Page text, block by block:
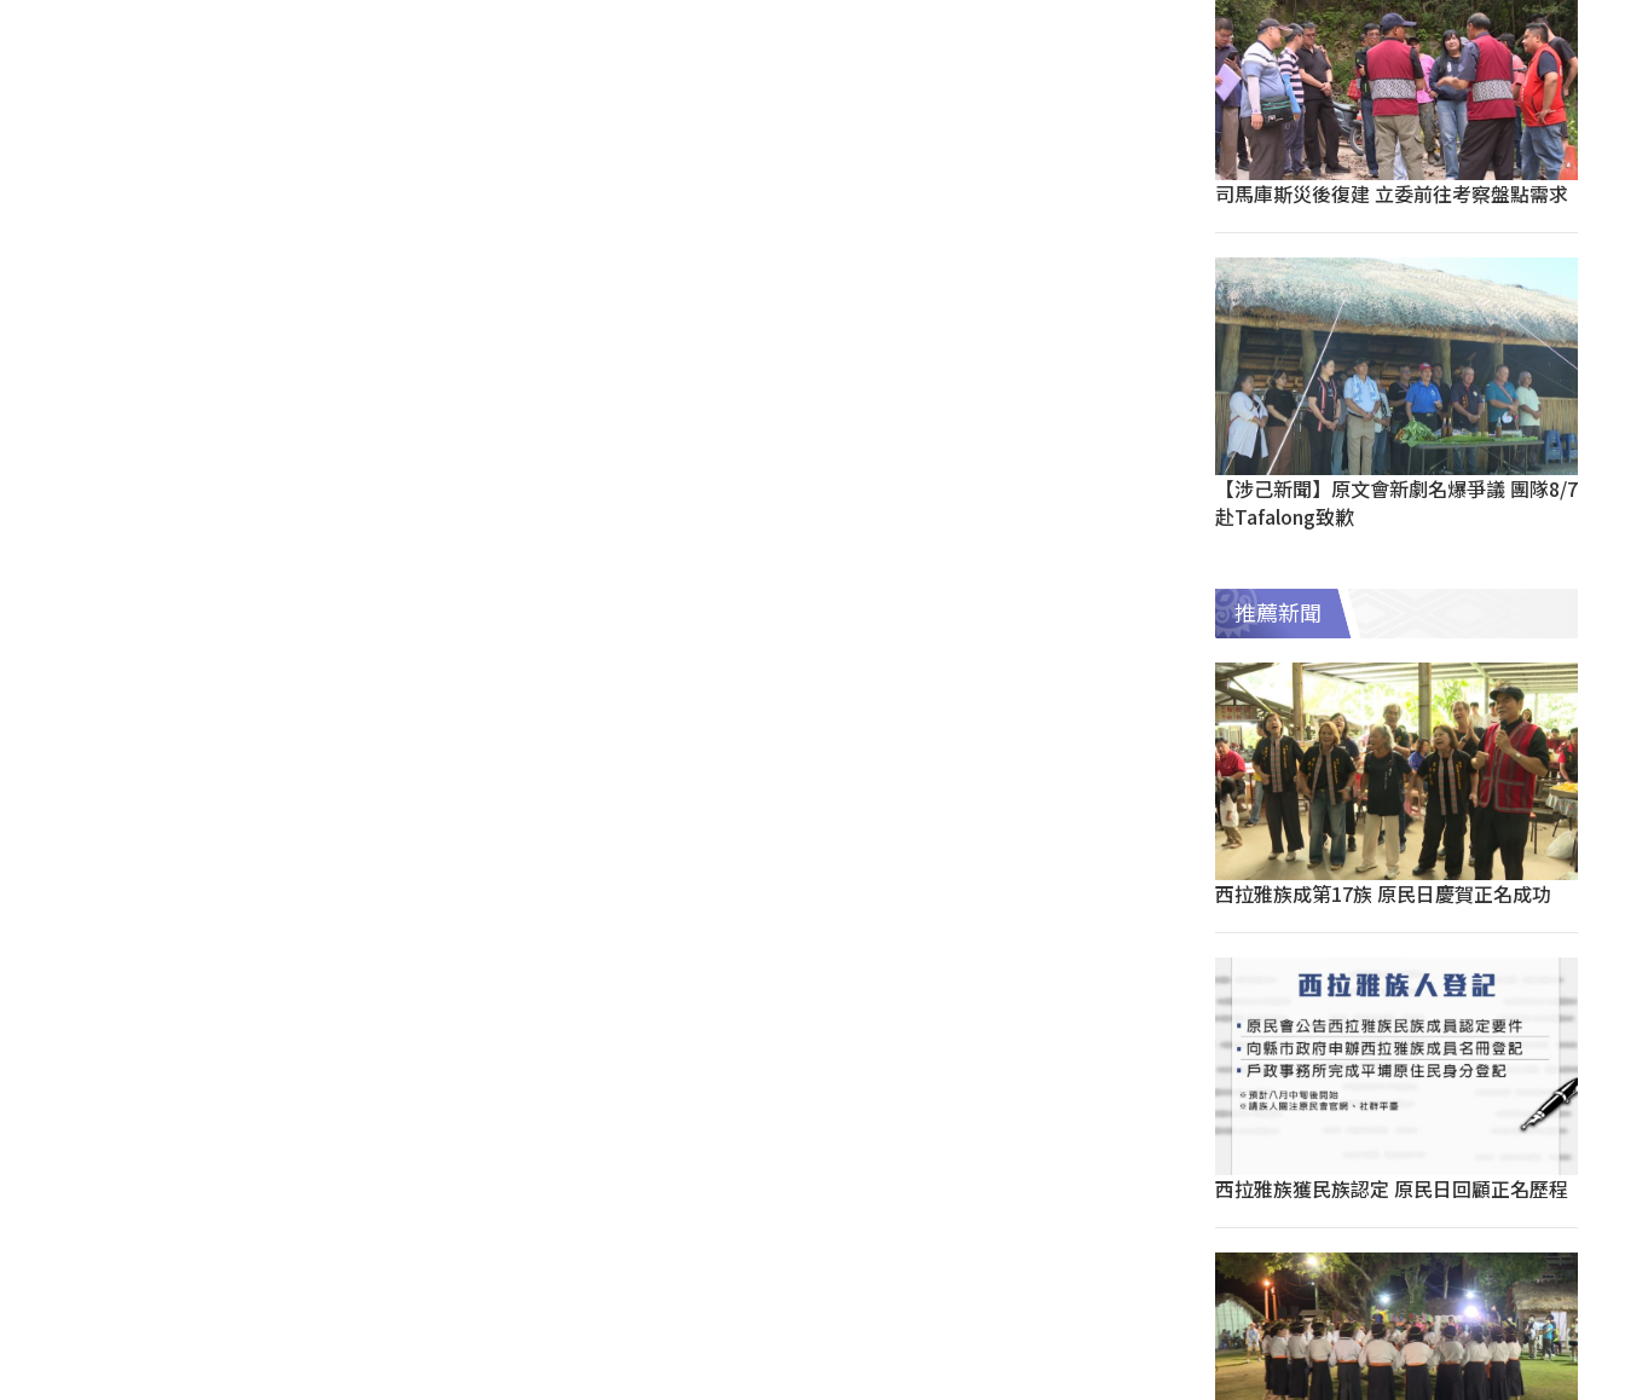
司馬庫斯災後復建 立委前往考察盤點需求
【涉己新聞】原文會新劇名爆爭議 團隊8/7
赴Tafalong致歉
推薦新聞
西拉雅族成第17族 原民日慶賀正名成功
西拉雅族獲民族認定 原民日回顧正名歷程